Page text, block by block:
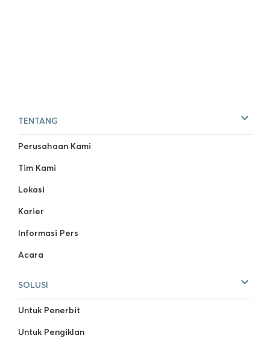
TENTANG
Perusahaan Kami
Tim Kami
Lokasi
Karier
Informasi Pers
Acara
SOLUSI
Untuk Penerbit
Untuk Pengiklan